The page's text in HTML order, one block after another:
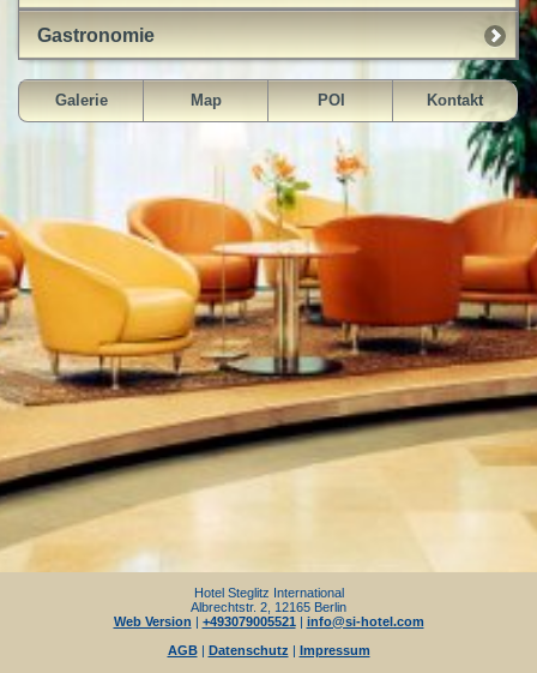
Gastronomie
Galerie Map POI Kontakt
Hotel Steglitz International
Albrechtstr. 2, 12165 Berlin
Web Version | +493079005521 | info@si-hotel.com
AGB| Datenschutz | Impressum